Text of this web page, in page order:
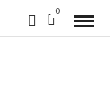
0